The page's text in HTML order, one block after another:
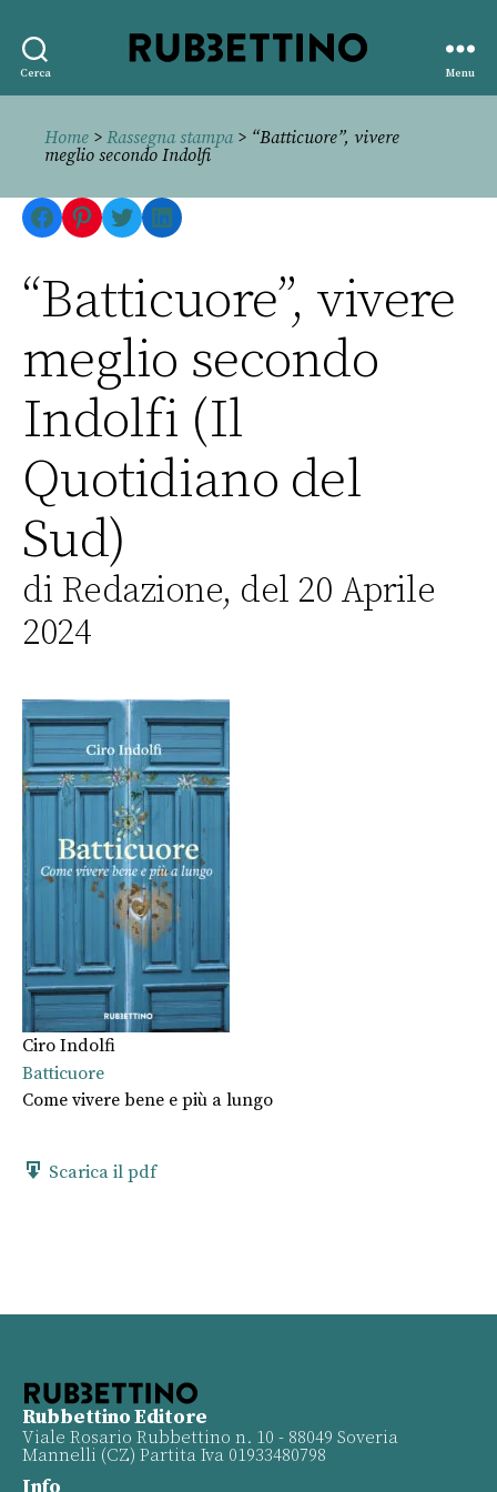
Cerca
editore
Menu
Home > Rassegna stampa> “Batticuore”, vivere
meglio secondo Indolfi
Facebook
Pinterest
TwitterLinkedIn
“Batticuore”, vivere
meglio secondo
Indolfi (Il
Quotidiano del
Sud)
di Redazione, del 20 Aprile
2024
Ciro Indolfi
Batticuore
Come vivere bene e più a lungo
Scarica il pdf
Rubbettino Editore
Viale Rosario Rubbettino n. 10 - 88049 Soveria
Mannelli (CZ) Partita Iva 01933480798